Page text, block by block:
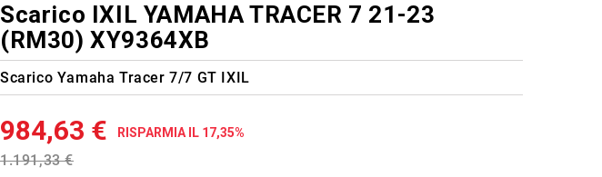
Scarico IXIL YAMAHA TRACER 7 21-23
(RM30) XY9364XB
Scarico Yamaha Tracer 7/7 GT IXIL
984,63 € RISPARMIA IL 17,35%
1.191,33 €